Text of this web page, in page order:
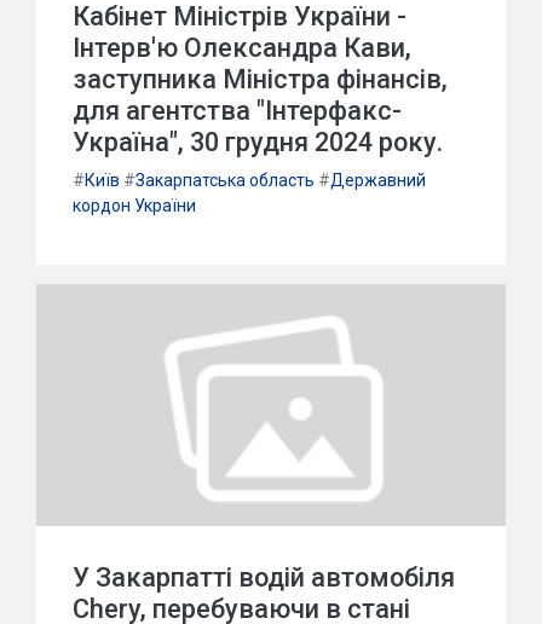
Кабінет Міністрів України -
Інтерв'ю Олександра Кави,
заступника Міністра фінансів,
для агентства "Інтерфакс-
Україна", 30 грудня 2024 року.
#Київ #Закарпатська область #Державний
кордон України
У Закарпатті водій автомобіля
Chery, перебуваючи в стані